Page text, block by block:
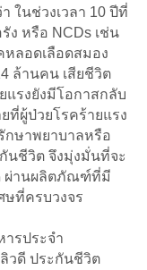
ในช่วงเวลา 10 ปีที่
ง หรือ NCDs เช่น
หลอดเลือดสมอง
ล้านคน เสียชีวิต
แรงยังมีโอกาสกลับ
ที่ผู้ป่วยโรคร้ายแรง
กษาพยาบาลหรือ
นชีวิต จึงมุ่งมั่นที่จะ
ผ่านผลิตภัณฑ์ที่มี
ษที่ครบวงจร
ารประจำ
วดี ประกันชีวิต